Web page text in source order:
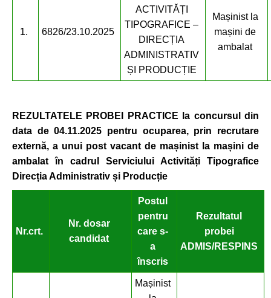
1. 6826/23.10.2025
ACTIVITĂȚI
TIPOGRAFICE –
DIRECȚIA
ADMINISTRATIV
ȘI PRODUCȚIE
Mașinist la
mașini de
ambalat
REZULTATELE PROBEI PRACTICE
la concursul din
data de 04.11.2025 pentru ocuparea, prin recrutare
externă, a unui post vacant de mașinist la mașini de
ambalat în cadrul Serviciului Activități Tipografice
Direcția Administrativ și Producție
Nr.crt.
Nr. dosar
candidat
Postul
pentru
care s-
a
înscris
Rezultatul
probei
ADMIS/RESPINS
Mașinist